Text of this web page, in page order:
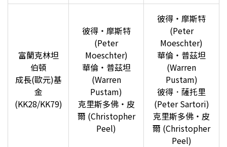
富蘭克林坦
伯頓
成長(歐元)基
金
(KK28/KK79)
彼得‧摩斯特
(Peter
Moeschter)
華倫‧普茲坦
(Warren
Pustam)
克里斯多佛‧皮
爾 (Christopher
Peel)
彼得‧摩斯特
(Peter
Moeschter)
華倫‧普茲坦
(Warren
Pustam)
彼得．薩托里
(Peter Sartori)
克里斯多佛‧皮
爾 (Christopher
Peel)